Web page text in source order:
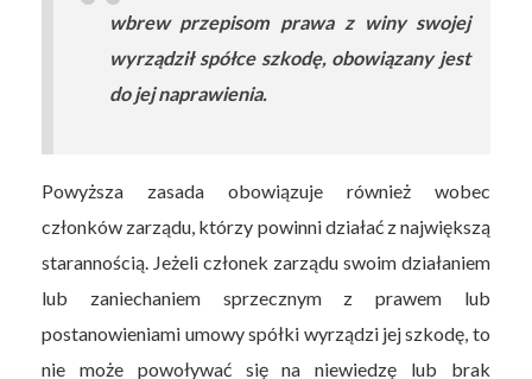
wbrew przepisom prawa z winy swojej
wyrządził spółce szkodę, obowiązany jest
do jej naprawienia.
Powyższa zasada obowiązuje również wobec
członków zarządu, którzy powinni działać z największą
starannością. Jeżeli członek zarządu swoim działaniem
lub zaniechaniem sprzecznym z prawem lub
postanowieniami umowy spółki wyrządzi jej szkodę, to
nie może powoływać się na niewiedzę lub brak